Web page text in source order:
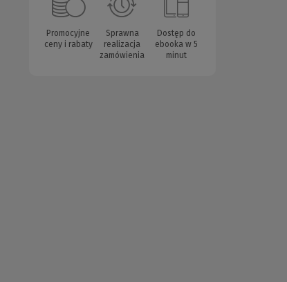
Promocyjne
ceny i rabaty
Sprawna
realizacja
zamówienia
Dostęp do
ebooka w 5
minut